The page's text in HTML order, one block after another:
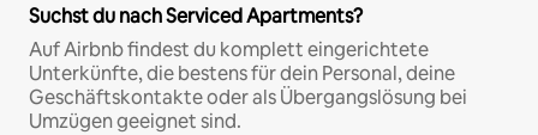
Suchst du nach Serviced Apartments?
Auf Airbnb findest du komplett eingerichtete
Unterkünfte, die bestens für dein Personal, deine
Geschäftskontakte oder als Übergangslösung bei
Umzügen geeignet sind.